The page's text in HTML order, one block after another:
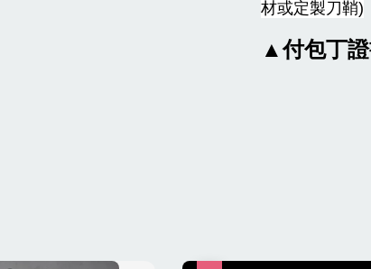
材或定製刀鞘)
▲付包丁